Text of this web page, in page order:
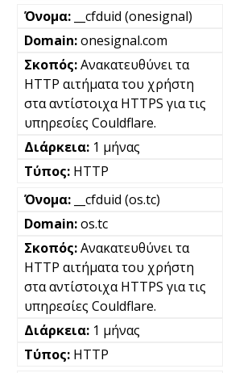
__cfduid (onesignal)
onesignal.com
Ανακατευθύνει τα
HTTP αιτήματα του χρήστη
στα αντίστοιχα HTTPS για τις
υπηρεσίες Couldflare.
1 μήνας
HTTP
__cfduid (os.tc)
os.tc
Ανακατευθύνει τα
HTTP αιτήματα του χρήστη
στα αντίστοιχα HTTPS για τις
υπηρεσίες Couldflare.
1 μήνας
HTTP